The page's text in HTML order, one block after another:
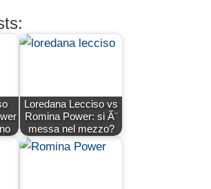
Loredana Lecciso vs
Romina Power: si Ã¨
messa nel mezzo?